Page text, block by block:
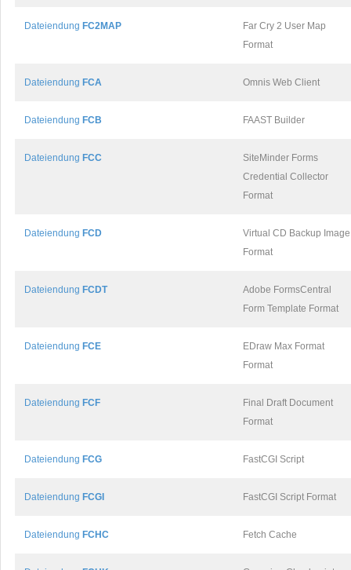
Dateiendung FC2MAP
Far Cry 2 User Map
Format
Dateiendung FCA Omnis Web Client
Dateiendung FCB FAAST Builder
Dateiendung FCC
SiteMinder Forms
Credential Collector
Format
Dateiendung FCD
Virtual CD Backup Image
Format
Dateiendung FCDT
Adobe FormsCentral
Form Template Format
Dateiendung FCE
EDraw Max Format
Format
Dateiendung FCF
Final Draft Document
Format
Dateiendung FCG FastCGI Script
Dateiendung FCGI FastCGI Script Format
Dateiendung FCHC Fetch Cache